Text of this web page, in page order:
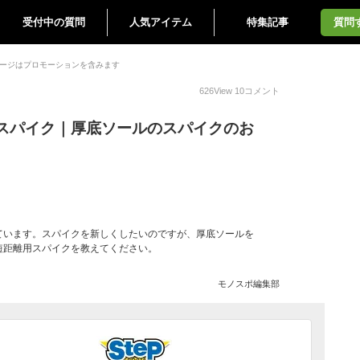
受付中の質問 人気アイテム 特集記事 質問
ジはプロモーションを含みます
626View 10コメント
パイク｜厚底ソールのスパイクのお
ます。スパイクを新しくしたいのですが、厚底ソールを
離用スパイクを教えてください。
モノスポ編集部